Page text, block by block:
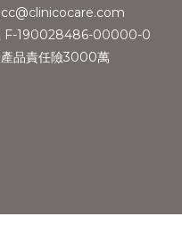
F-190028486-00000-0
產品責任險3000萬